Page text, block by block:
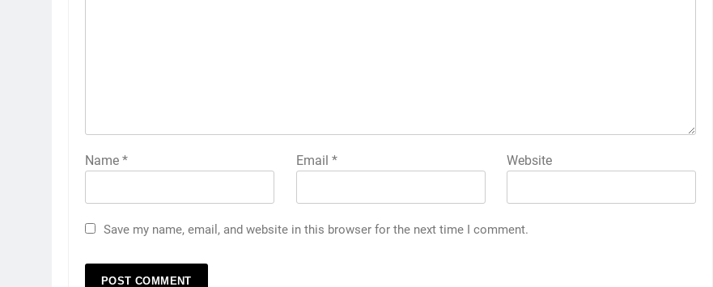
Name * Email * Website
Save my name, email, and website in this browser for the next time I comment.